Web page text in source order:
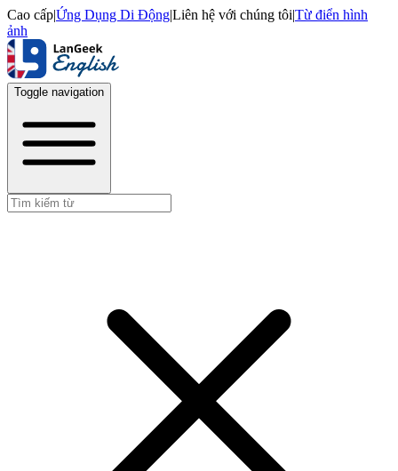
Cao cấp|Ứng Dụng Di Động|Liên hệ với chúng tôi|Từ điển hình
ảnh
Toggle navigation